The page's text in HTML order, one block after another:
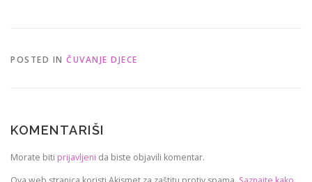
POSTED IN ČUVANJE DJECE
KOMENTARIŠI
Morate biti prijavljeni da biste objavili komentar.